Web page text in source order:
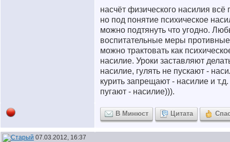
насчёт физического насилия всё
но под понятие психическое
можно подтянуть что угодно.
воспитательные меры
можно трактовать как
насилие. Уроки заставляют
насилие, гулять не пускают -
курить запрещают - насилие и
пугают - насилие))).
В Минюст Цитата
07.03.2012, 16:37